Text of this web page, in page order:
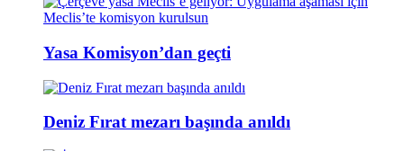
Yasa Komisyon’dan geçti
Deniz Fırat mezarı başında anıldı